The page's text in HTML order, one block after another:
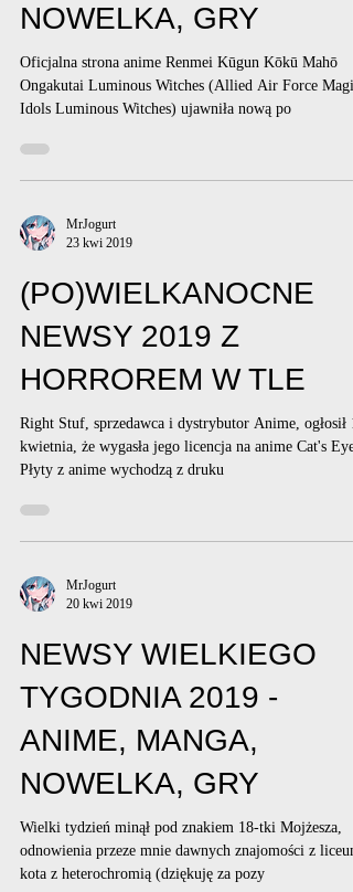
NOWELKA, GRY
Oficjalna strona anime Renmei Kūgun Kōkū Mahō
Ongakutai Luminous Witches (Allied Air Force
Idols Luminous Witches) ujawniła nową po
MrJogurt
23 kwi 2019
(PO)WIELKANOCNE
NEWSY 2019 Z
HORROREM W TLE
Right Stuf, sprzedawca i dystrybutor Anime, ogłosił
kwietnia, że wygasła jego licencja na anime Cat's Eye.
Płyty z anime wychodzą z druku
MrJogurt
20 kwi 2019
NEWSY WIELKIEGO
TYGODNIA 2019 -
ANIME, MANGA,
NOWELKA, GRY
Wielki tydzień minął pod znakiem 18-tki Mojżesza,
odnowienia przeze mnie dawnych znajomości z
kota z heterochromią (dziękuję za pozy